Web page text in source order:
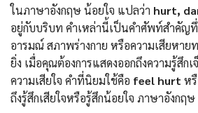
ในภาษาอังกฤษ น้อยใจ แปลว่า hurt,
อยู่กับบริบท คำเหล่านี้เป็นคำศัพท์สำคัญที่
อารมณ์ สภาพร่างกาย หรือความเสียหาย
ยิ่ง เมื่อคุณต้องการแสดงออกถึงความรู้สึก
ความเสียใจ คำที่นิยมใช้คือ feel hurt ห
ถึงรู้สึกเสียใจหรือรู้สึกน้อยใจ ภาษาอังกฤษ